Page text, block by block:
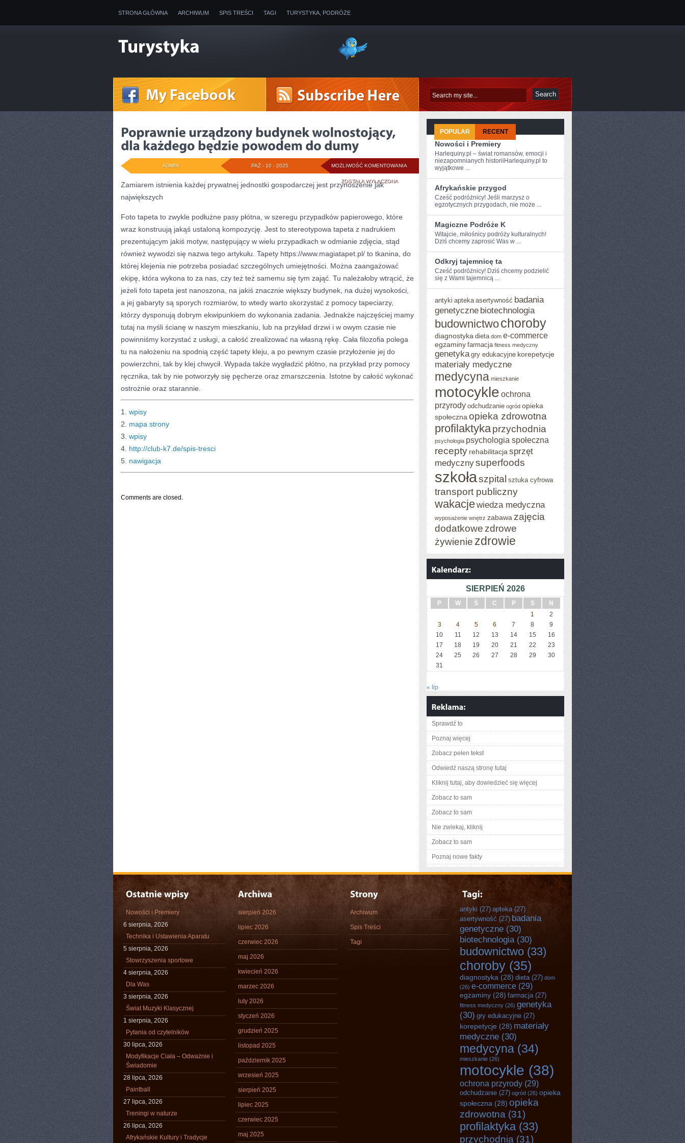
STRONA GŁÓWNA ARCHIWUM SPIS TREŚCI TAGI TURYSTYKA, PODRÓŻE
MOŻLIWOŚĆ KOMENTOWANIA POPRAWNIE
URZĄDZONY
BUDYNEK
WOLNOSTOJĄCY,
KAŻDEGO
BĘDZIE
POWODEM
DUMY
ZOSTAŁA WYŁĄCZONA
PAŹ - 10 - 2025
ADMIN
Zamiarem istnienia każdej prywatnej jednostki gospodarczej jest przynoszenie jak
największych
Foto tapeta to zwykle podłużne pasy płótna, w szeregu przypadków papierowego, które
wraz konstruują jakąś ustaloną kompozycję. Jest to stereotypowa tapeta z nadrukiem
prezentującym jakiś motyw, następujący w wielu przypadkach w odmianie zdjęcia, stąd
również wywodzi się nazwa tego artykułu. Tapety https://www.magiatapet.pl/ to tkanina, do
której klejenia nie potrzeba posiadać szczególnych umiejętności. Można zaangażować
ekipę, która wykona to za nas, czy też też samemu się tym zająć. Tu należałoby wtrącić, że
jeżeli foto tapeta jest nanoszona, na jakiś znacznie większy budynek, na dużej wysokości,
a jej gabaryty są sporych rozmiarów, to wtedy warto skorzystać z pomocy tapeciarzy,
którzy dysponują dobrym ekwipunkiem do wykonania zadania. Jednakże najczęściej mamy
tutaj na myśli ścianę w naszym mieszkaniu, lub na przykład drzwi i w owym czasie nie
powinniśmy korzystać z usługi, a całość zrealizować na własną rękę. Cała filozofia polega
tu na nałożeniu na spodnią część tapety kleju, a po pewnym czasie przyłożenie jej do
powierzchni, tak by klej chwycił. Wypada także wygładzić płótno, na przykład przy pomocy
ręcznika, tak by nie potworzyły się pęcherze oraz zmarszczenia. Istotne by całość wykonać
ostrożnie oraz starannie.
1. wpisy
2. mapa strony
3. wpisy
4. http://club-k7.de/spis-tresci
5. nawigacja
Comments are closed.
POPULAR RECENT
Nowości i Premiery
Harlequiny.pl – świat romansów, emocji i
niezapomnianych historiiHarlequiny.pl to
wyjątkowe ...
Afrykańskie przygod
Cześć podróżnicy!⁤ Jeśli marzysz o ​
egzotycznych przygodach, nie może ...
Magiczne Podróże K
Witajcie, miłośnicy podróży kulturalnych!‌
Dziś​ chcemy zaprosić Was w ...
Odkryj tajemnicę ta
Cześć podróżnicy! Dziś chcemy podzielić
się z Wami tajemnicą ...
antyki apteka asertywność badania
genetyczne biotechnologia
budownictwochoroby
diagnostyka dieta dom e-commerce
egzaminy farmacja fitness medyczny
genetyka gry edukacyjne korepetycje
materiały medyczne
medycyna mieszkanie
motocykle ochrona
przyrody odchudzanie ogród opieka
społeczna opieka zdrowotna
profilaktykaprzychodnia
psychologia psychologia społeczna
recepty rehabilitacja sprzęt
medycznysuperfoods
szkołaszpital sztuka cyfrowa
transport publiczny
wakacjewiedza medyczna
wyposażenie wnętrz zabawa zajęcia
dodatkowe zdrowe
żywienie zdrowie
SIERPIEŃ 2026
P W Ś C P S
N
1
2
3
4 5 6 7 8
9
10
11 12 13 14 15
16
17
18 19 20 21 22
23
24
25 26 27 28 29
30
31
« lip
Sprawdź to
Poznaj więcej
Zobacz pełen tekst
Odwiedź naszą stronę tutaj
Kliknij tutaj, aby dowiedzieć się więcej
Zobacz to sam
Zobacz to sam
Nie zwlekaj, kliknij
Zobacz to sam
Poznaj nowe fakty
Nowości i Premiery
6 sierpnia, 2026
Technika i Ustawienia Aparatu
5 sierpnia, 2026
Stowrzyszenia sportowe
4 sierpnia, 2026
Dla Was
3 sierpnia, 2026
Świat Muzyki Klasycznej
1 sierpnia, 2026
Pytania od czytelników
30 lipca, 2026
Modyfikacje Ciała – Odważnie i
Świadomie
28 lipca, 2026
Paintball
27 lipca, 2026
Treningi w naturze
26 lipca, 2026
Afrykańskie Kultury i Tradycje
sierpień 2026
lipiec 2026
czerwiec 2026
maj 2026
kwiecień 2026
marzec 2026
luty 2026
styczeń 2026
grudzień 2025
listopad 2025
październik 2025
wrzesień 2025
sierpień 2025
lipiec 2025
czerwiec 2025
maj 2025
Archiwum
Spis Treści
Tagi
antyki (27) apteka(27)
asertywność (27) badania
genetyczne (30)
biotechnologia(30)
budownictwo (33)
choroby (35)
diagnostyka (28) dieta(27) dom
(26) e-commerce (29)
egzaminy (28) farmacja(27)
fitness medyczny (26) genetyka
(30) gry edukacyjne (27)
korepetycje (28) materiały
medyczne (30)
medycyna (34)
mieszkanie (26)
motocykle (38)
ochrona przyrody (29)
odchudzanie (27) ogród (26) opieka
społeczna (28) opieka
zdrowotna (31)
profilaktyka(33)
przychodnia (31)